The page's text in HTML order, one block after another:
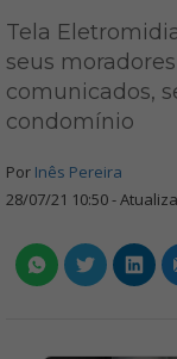
Tela
seus
comunicados,
condomínio
Por Inês Pereira
28/07/21 10:50 -